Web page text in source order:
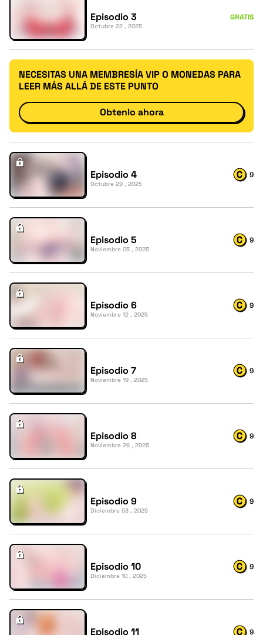
Episodio 3
Octubre 22 , 2025
GRATIS
NECESITAS UNA MEMBRESÍA VIP O MONEDAS PARA
LEER MÁS ALLÁ DE ESTE PUNTO
Obtenlo ahora
Episodio 4
Octubre 29 , 2025
9
Episodio 5
Noviembre 05 , 2025
9
Episodio 6
Noviembre 12 , 2025
9
Episodio 7
Noviembre 19 , 2025
9
Episodio 8
Noviembre 26 , 2025
9
Episodio 9
Diciembre 03 , 2025
9
Episodio 10
Diciembre 10 , 2025
9
Episodio 11 9